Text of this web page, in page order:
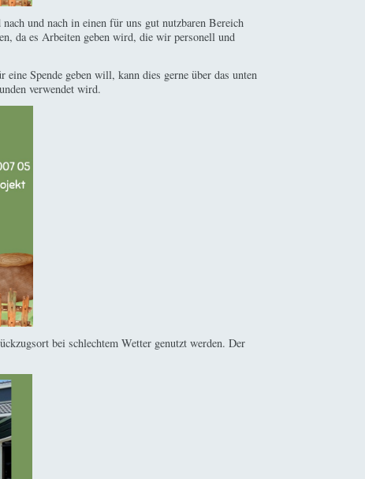
und nach in einen für uns gut nutzbaren Bereich
da es Arbeiten geben wird, die wir personell und
Spende geben will, kann dies gerne über das unten
verwendet wird.
bei schlechtem Wetter genutzt werden. Der